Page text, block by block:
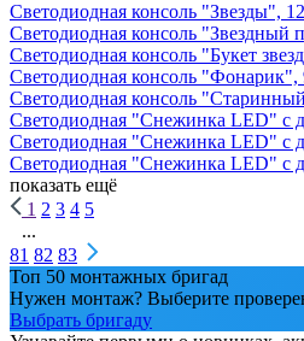
Светодиодная консоль "Звезды",
Светодиодная консоль "Звездный
Светодиодная консоль "Букет
Светодиодная консоль "Фонарик",
Светодиодная консоль
Светодиодная "Снежинка LED" с
Светодиодная "Снежинка LED" с
Светодиодная "Снежинка LED" с
показать ещё
1 2 3 4 5
...
81 82 83
Топ 50 монтажных бригад
Нужен монтаж? Выберите
Выбрать бригаду